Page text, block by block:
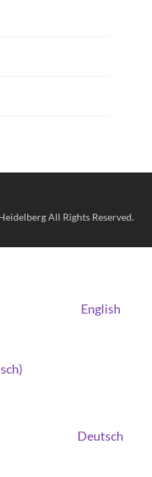
All Rights Reserved.
English
)
Deutsch